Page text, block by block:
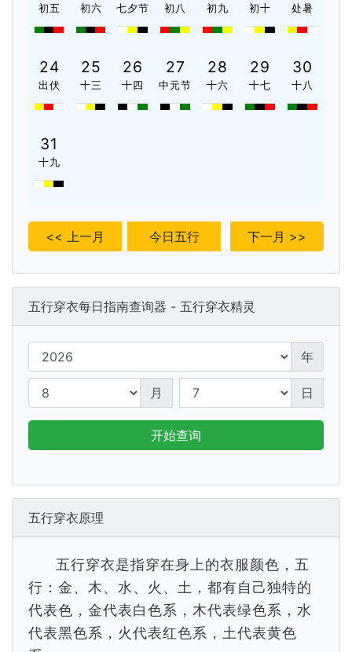
初五 初六 七夕节 初八 初九 初十 处暑
24
出伏
25
十三
26
十四
27
中元节
28
十六
29
十七
30
十八
31
十九
<< 上一月 今日五行 下一月 >>
五行穿衣每日指南查询器 - 五行穿衣精灵
年
月 日
开始查询
五行穿衣原理
五行穿衣是指穿在身上的衣服颜色，五
行：金、木、水、火、土，都有自己独特的
代表色，金代表白色系，木代表绿色系，水
代表黑色系，火代表红色系，土代表黄色